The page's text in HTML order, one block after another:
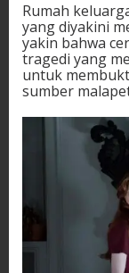
Rumah
yang diyakini
yakin bahwa
tragedi yang
untuk
sumber